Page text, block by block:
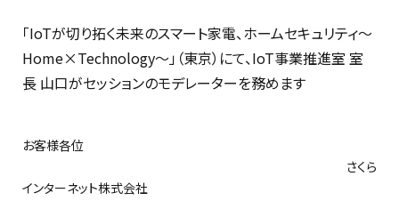
「IoTが切り拓く未来のスマート家電、ホームセキュリティ～
Home×Technology～」（東京）にて、IoT事業推進室 室
長 山口がセッションのモデレーターを務めます
お客様各位
さくら
インターネット株式会社